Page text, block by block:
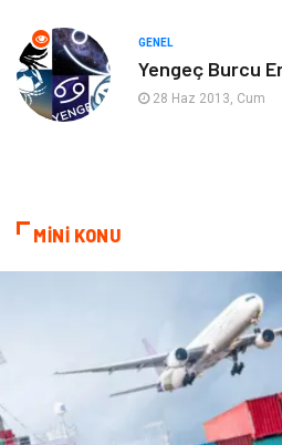
Evlilik Rehberi
Astroloji
Yazı Tahtaları
GENEL
Yengeç Burcu
28 Haz 2013, Cum
MİNİ KONU